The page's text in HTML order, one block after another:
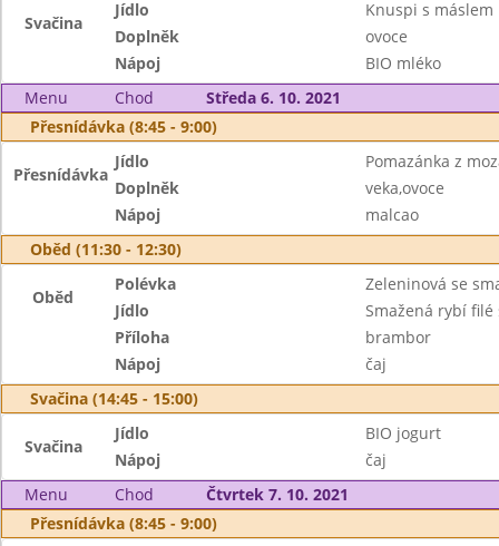
Svačina
Jídlo
Knuspi s máslem
Doplněk
ovoce
Nápoj
BIO mléko
Menu
Chod
Středa 6. 10. 2021
Přesnídávka (8:45 - 9:00)
Přesnídávka
Jídlo
Pomazánka z
Doplněk
veka,ovoce
Nápoj
malcao
Oběd (11:30 - 12:30)
Oběd
Polévka
Zeleninová se
Jídlo
Smažená rybí filé
Příloha
brambor
Nápoj
čaj
Svačina (14:45 - 15:00)
Svačina
Jídlo
BIO jogurt
Nápoj
čaj
Menu
Chod
Čtvrtek 7. 10. 2021
Přesnídávka (8:45 - 9:00)